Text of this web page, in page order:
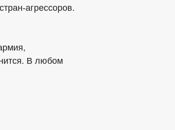
агрессоров.
В любом